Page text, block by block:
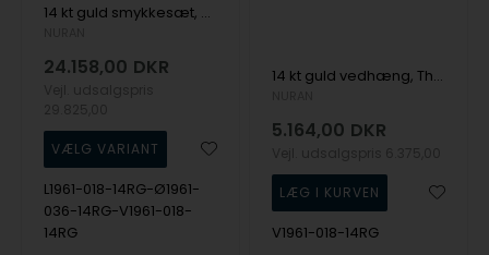
14 kt guld smykkesæt, The One serien fra Nuran med ialt 0,72 ct Diamant
24.158,00 DKR
L1961-018-14RG-Ø1961-
036-14RG-V1961-018-
14RG
14 kt guld vedhæng, The One serien fra Nuran med ialt 0,18 ct Diamant
5.164,00 DKR
V1961-018-14RG